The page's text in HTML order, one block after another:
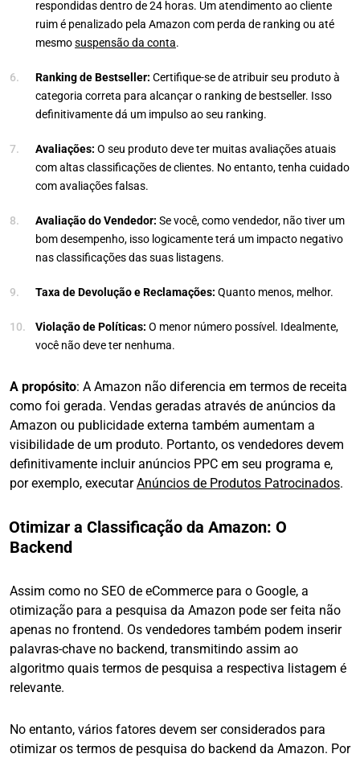
respondidas dentro de 24 horas. Um atendimento ao cliente
ruim é penalizado pela Amazon com perda de ranking ou até
mesmosuspensão da conta.
Ranking de Bestseller: Certifique-se de atribuir seu produto à
categoria correta para alcançar o ranking de bestseller. Isso
definitivamente dá um impulso ao seu ranking.
Avaliações: O seu produto deve ter muitas avaliações atuais
com altas classificações de clientes. No entanto, tenha cuidado
com avaliações falsas.
Avaliação do Vendedor: Se você, como vendedor, não tiver um
bom desempenho, isso logicamente terá um impacto negativo
nas classificações das suas listagens.
Taxa de Devolução e Reclamações: Quanto menos, melhor.
Violação de Políticas: O menor número possível. Idealmente,
você não deve ter nenhuma.
A propósito: A Amazon não diferencia em termos de receita
como foi gerada. Vendas geradas através de anúncios da
Amazon ou publicidade externa também aumentam a
visibilidade de um produto. Portanto, os vendedores devem
definitivamente incluir anúncios PPC em seu programa e,
por exemplo, executarAnúncios de Produtos Patrocinados.
Otimizar a Classificação da Amazon: O
Backend
Assim como no SEO de eCommerce para o Google, a
otimização para a pesquisa da Amazon pode ser feita não
apenas no frontend. Os vendedores também podem inserir
palavras-chave no backend, transmitindo assim ao
algoritmo quais termos de pesquisa a respectiva listagem é
relevante.
No entanto, vários fatores devem ser considerados para
otimizar os termos de pesquisa do backend da Amazon. Por